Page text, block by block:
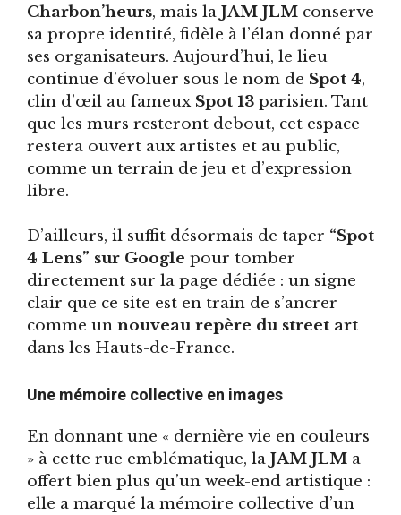
Charbon’heurs, mais la JAM JLM conserve
sa propre identité, fidèle à l’élan donné par
ses organisateurs. Aujourd’hui, le lieu
continue d’évoluer sous le nom de Spot 4,
clin d’œil au fameux Spot 13 parisien. Tant
que les murs resteront debout, cet espace
restera ouvert aux artistes et au public,
comme un terrain de jeu et d’expression
libre.
D’ailleurs, il suffit désormais de taper “Spot
4 Lens” sur Google pour tomber
directement sur la page dédiée : un signe
clair que ce site est en train de s’ancrer
comme un nouveau repère du street art
dans les Hauts-de-France.
Une mémoire collective en images
En donnant une « dernière vie en couleurs
» à cette rue emblématique, la JAM JLM a
offert bien plus qu’un week-end artistique :
elle a marqué la mémoire collective d’un